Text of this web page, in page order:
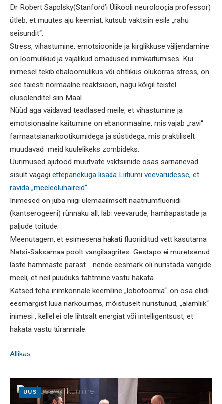
Dr Robert Sapolsky(Stanford’i Ülikooli neuroloogia professor)
ütleb, et muutes aju keemiat, kutsub vaktsiin esile „rahu
seisundit“.
Stress, vihastumine, emotsioonide ja kirglikkuse väljendamine
on loomulikud ja vajalikud omadused inimkäitumises. Kui
inimesel tekib ebaloomulikus või ohtlikus olukorras stress, on
see täiesti normaalne reaktsioon, nagu kõigil teistel
elusolenditel siin Maal.
Nüüd aga väidavad teadlased meile, et vihastumine ja
emotsionaalne käitumine on ebanormaalne, mis vajab „ravi“
farmaatsianarkootikumidega ja süstidega, mis praktiliselt
muudavad meid kuulelikeks zombideks.
Uurimused ajutööd muutvate vaktsiinide osas sarnanevad
sisult vägagi ettepanekuga lisada Liitiumi veevarudesse, et
ravida „meeleoluhäireid“.
Inimesed on juba niigi ülemaailmselt naatriumfluoriidi
(kantserogeeni) rünnaku all, läbi veevarude, hambapastade ja
paljude toitude.
Meenutagem, et esimesena hakati fluoriiditud vett kasutama
Natsi-Saksamaa poolt vangilaagrites. Gestapo ei muretsenud
laste hammaste pärast… nende eesmärk oli nüristada vangide
meeli, et neil puuduks tahtmine vastu hakata.
Katsed teha inimkonnale keemiline „lobotoomia“, on osa eliidi
eesmärgist luua narkouimas, mõistuselt nüristunud, „alamliik“
inimesi , kellel ei ole lihtsalt energiat või intelligentsust, et
hakata vastu türanniale.
Allikas
UUS